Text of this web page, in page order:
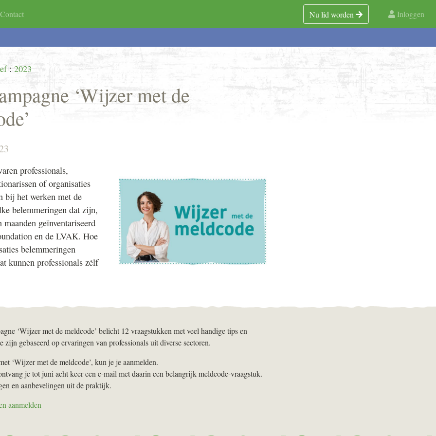
Contact Nu lid worden Inloggen
: 2023
‘Wijzer met de
professionals,
of organisaties
bij het werken met de
belemmeringen dat zijn,
maanden geïnventariseerd
en de LVAK. Hoe
belemmeringen
kunnen professionals zélf
‘Wijzer met de meldcode’ belicht 12 vraagstukken met veel handige tips en
zijn gebaseerd op ervaringen van professionals uit diverse sectoren.
‘Wijzer met de meldcode’, kun je je aanmelden.
je tot juni acht keer een e-mail met daarin een belangrijk meldcode-vraagstuk.
en aanbevelingen uit de praktijk.
aanmelden